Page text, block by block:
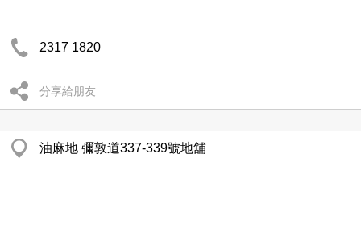
2317 1820
分享給朋友
油麻地 彌敦道337-339號地舖